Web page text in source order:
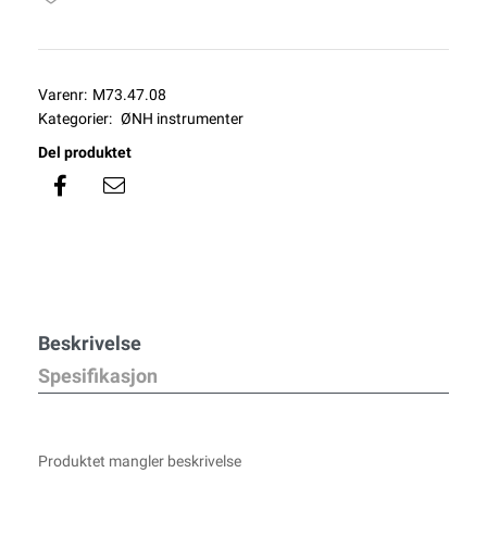
Varenr: M73.47.08
Kategorier: ØNH instrumenter
Del produktet
Beskrivelse
Spesifikasjon
Produktet mangler beskrivelse